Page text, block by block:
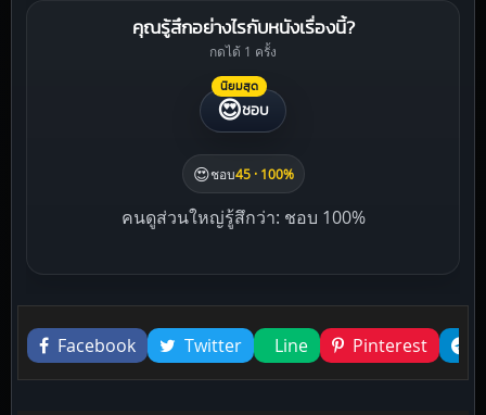
คุณรู้สึกอย่างไรกับหนังเรื่องนี้?
กดได้ 1 ครั้ง
นิยมสุด
😍ชอบ
😍ชอบ45 · 100%
คนดูส่วนใหญ่รู้สึกว่า: ชอบ 100%
Liked this
Facebook
Twitter Line Pinterest